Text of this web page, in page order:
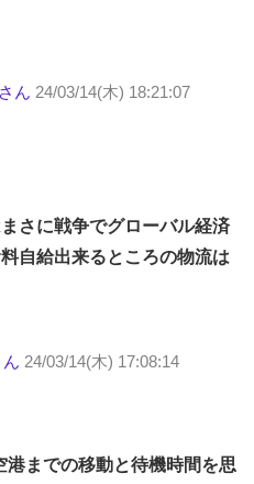
ん 24/03/14(木) 18:21:07
さに戦争でグローバル経済
自給出来るところの物流は
24/03/14(木) 17:08:14
までの移動と待機時間を思